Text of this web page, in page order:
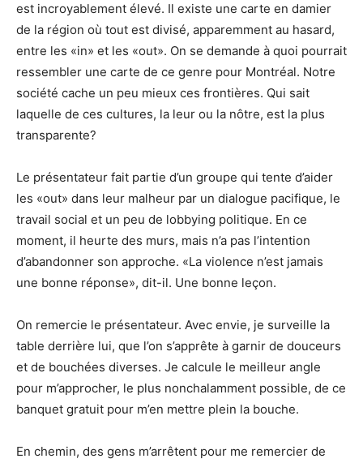
est incroyablement élevé. Il existe une carte en damier
de la région où tout est divisé, apparemment au hasard,
entre les «in» et les «out». On se demande à quoi pourrait
ressembler une carte de ce genre pour Montréal. Notre
société cache un peu mieux ces frontières. Qui sait
laquelle de ces cultures, la leur ou la nôtre, est la plus
transparente?
Le présentateur fait partie d’un groupe qui tente d’aider
les «out» dans leur malheur par un dialogue pacifique, le
travail social et un peu de lobbying politique. En ce
moment, il heurte des murs, mais n’a pas l’intention
d’abandonner son approche. «La violence n’est jamais
une bonne réponse», dit-il. Une bonne leçon.
On remercie le présentateur. Avec envie, je surveille la
table derrière lui, que l’on s’apprête à garnir de douceurs
et de bouchées diverses. Je calcule le meilleur angle
pour m’approcher, le plus nonchalamment possible, de ce
banquet gratuit pour m’en mettre plein la bouche.
En chemin, des gens m’arrêtent pour me remercier de